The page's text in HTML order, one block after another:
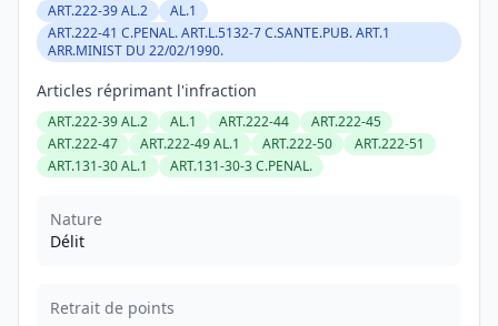
ART.222-39 AL.2
AL.1
ART.222-41 C.PENAL. ART.L.5132-7 C.SANTE.PUB. ART.1
ARR.MINIST DU 22/02/1990.
Articles réprimant l'infraction
ART.222-39 AL.2 AL.1 ART.222-44
ART.222-45
ART.222-47
ART.222-49 AL.1 ART.222-50
ART.222-51
ART.131-30 AL.1
ART.131-30-3 C.PENAL.
Nature
Délit
Retrait de points